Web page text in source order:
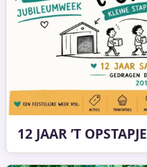
12 JAAR ’T OPSTAPJE